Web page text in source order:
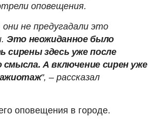
оповещения.
не предугадали это
Это неожиданное было
сирены здесь уже после
А включение сирен уже
", – рассказал
оповещения в городе.